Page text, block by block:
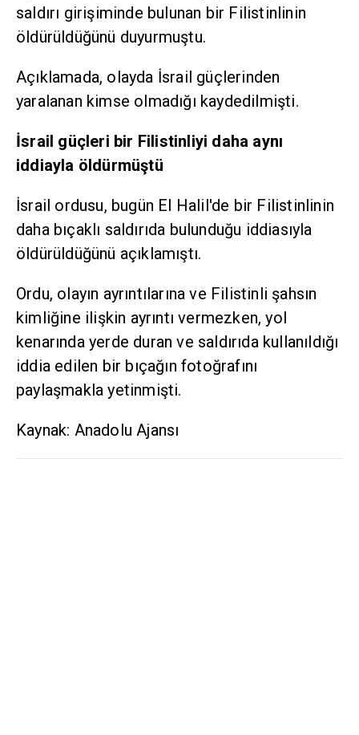
saldırı girişiminde bulunan bir Filistinlinin
öldürüldüğünü duyurmuştu.
Açıklamada, olayda İsrail güçlerinden
yaralanan kimse olmadığı kaydedilmişti.
İsrail güçleri bir Filistinliyi daha aynı
iddiayla öldürmüştü
İsrail ordusu, bugün El Halil'de bir Filistinlinin
daha bıçaklı saldırıda bulunduğu iddiasıyla
öldürüldüğünü açıklamıştı.
Ordu, olayın ayrıntılarına ve Filistinli şahsın
kimliğine ilişkin ayrıntı vermezken, yol
kenarında yerde duran ve saldırıda kullanıldığı
iddia edilen bir bıçağın fotoğrafını
paylaşmakla yetinmişti.
Kaynak: Anadolu Ajansı